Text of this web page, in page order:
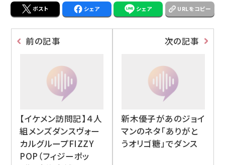
ポスト シェア シェア URLをコピー
前の記事
【イケメン訪問記】４人
組メンズダンスヴォー
カルグループFIZZY
POP（フィジーポッ
次の記事
新木優子があのジョイ
マンのネタ「ありがと
うオリゴ糖」でダンス